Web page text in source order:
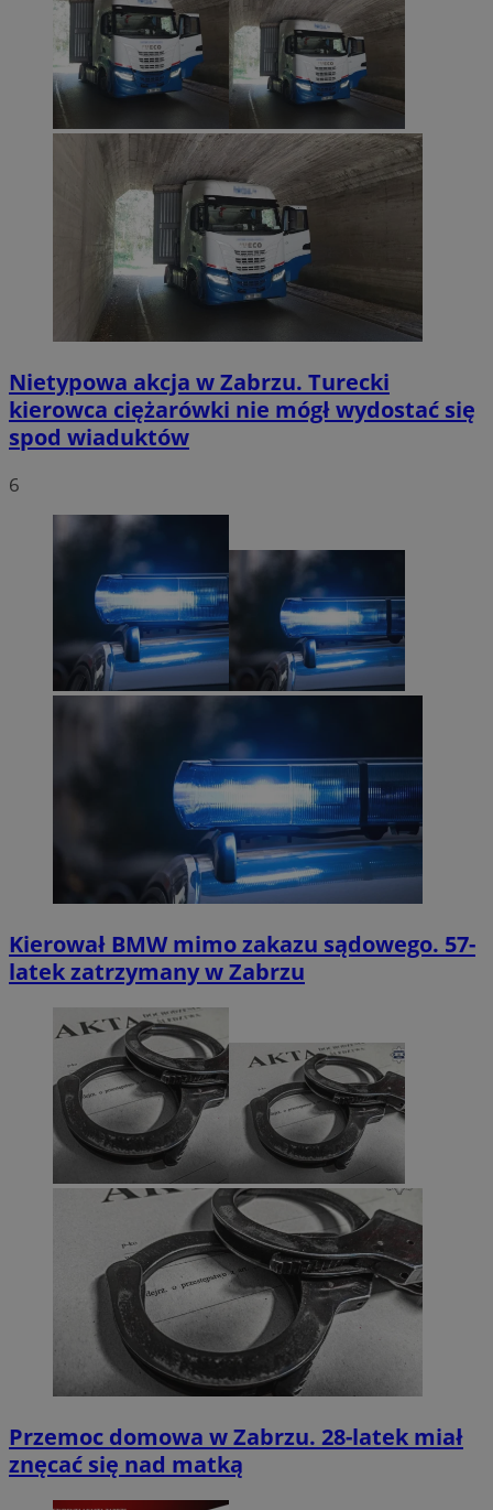
Nietypowa akcja w Zabrzu. Turecki
kierowca ciężarówki nie mógł wydostać się
spod wiaduktów
6
Kierował BMW mimo zakazu sądowego. 57-
latek zatrzymany w Zabrzu
Przemoc domowa w Zabrzu. 28-latek miał
znęcać się nad matką